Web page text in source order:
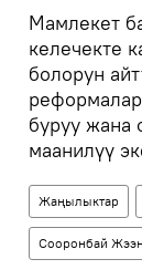
Мамлекет
келечекте
болорун
буруу жана
маанилүү
Жаңылыктар
Сооронбай